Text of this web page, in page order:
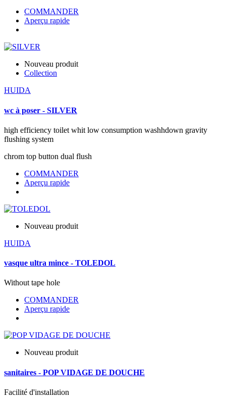
COMMANDER
Aperçu rapide
Nouveau produit
Collection
HUIDA
wc à poser - SILVER
high efficiency toilet whit low consumption washhdown gravity
flushing system
chrom top button dual flush
COMMANDER
Aperçu rapide
Nouveau produit
HUIDA
vasque ultra mince - TOLEDOL
Without tape hole
COMMANDER
Aperçu rapide
Nouveau produit
sanitaires - POP VIDAGE DE DOUCHE
Facilité d'installation